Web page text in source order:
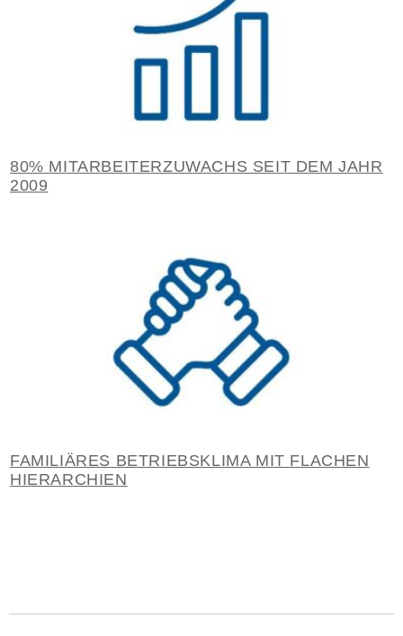
80% MITARBEITERZUWACHS SEIT DEM JAHR
2009
FAMILIÄRES BETRIEBSKLIMA MIT FLACHEN
HIERARCHIEN